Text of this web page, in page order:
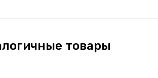
товары